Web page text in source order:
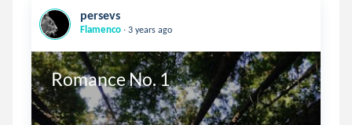
persevs
Flamenco . 3 years ago
Romance No. 1